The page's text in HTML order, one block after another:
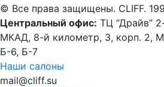
© Все права защищены. CLIFF.
Центральный офис: ТЦ “Драйв”
МКАД, 8-й километр, 3, корп. 2,
Б-6, Б-7
Наши салоны
mail@cliff.su